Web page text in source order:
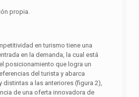
propia.
en turismo tiene una
en la demanda, la cual está
posicionamiento que logra un
del turista y abarca
distintas a las anteriores (figura 2),
de una oferta innovadora de